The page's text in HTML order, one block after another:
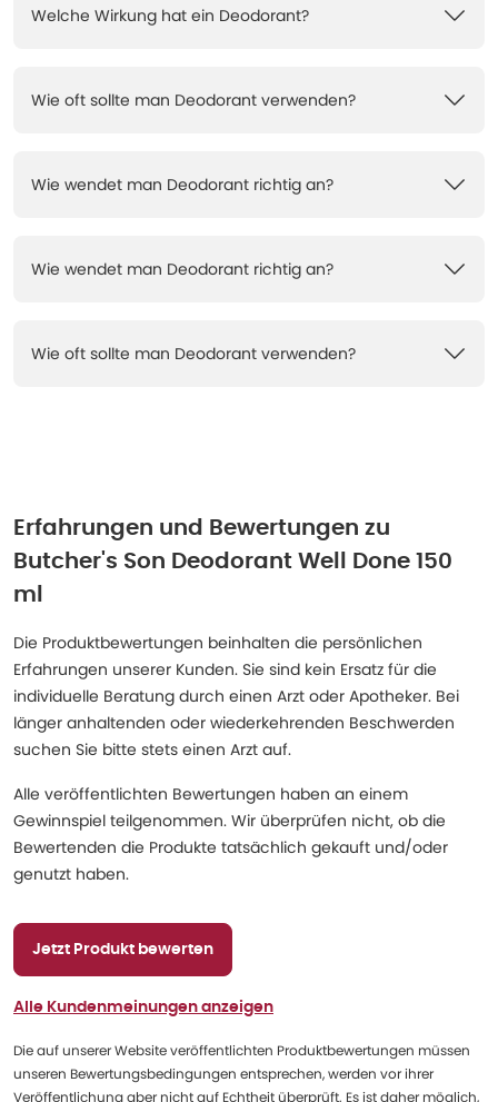
Welche Wirkung hat ein Deodorant?
Wie oft sollte man Deodorant verwenden?
Wie wendet man Deodorant richtig an?
Wie wendet man Deodorant richtig an?
Wie oft sollte man Deodorant verwenden?
Erfahrungen und Bewertungen zu
Butcher's Son Deodorant Well Done 150
ml
Die Produktbewertungen beinhalten die persönlichen
Erfahrungen unserer Kunden. Sie sind kein Ersatz für die
individuelle Beratung durch einen Arzt oder Apotheker. Bei
länger anhaltenden oder wiederkehrenden Beschwerden
suchen Sie bitte stets einen Arzt auf.
Alle veröffentlichten Bewertungen haben an einem
Gewinnspiel teilgenommen. Wir überprüfen nicht, ob die
Bewertenden die Produkte tatsächlich gekauft und/oder
genutzt haben.
Jetzt Produkt bewerten
Alle Kundenmeinungen anzeigen
Die auf unserer Website veröffentlichten Produktbewertungen müssen
unseren Bewertungsbedingungen entsprechen, werden vor ihrer
Veröffentlichung aber nicht auf Echtheit überprüft. Es ist daher möglich,